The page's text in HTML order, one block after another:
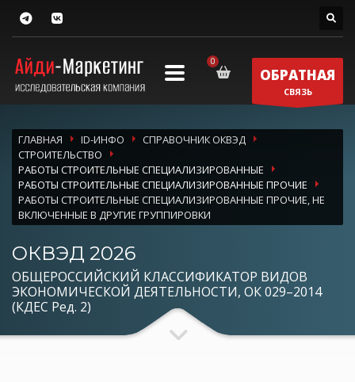
ОБРАТНАЯ
СВЯЗЬ
ГЛАВНАЯ ID-ИНФО
СПРАВОЧНИК ОКВЭД
СТРОИТЕЛЬСТВО
РАБОТЫ СТРОИТЕЛЬНЫЕ СПЕЦИАЛИЗИРОВАННЫЕ
РАБОТЫ СТРОИТЕЛЬНЫЕ СПЕЦИАЛИЗИРОВАННЫЕ ПРОЧИЕ
РАБОТЫ СТРОИТЕЛЬНЫЕ СПЕЦИАЛИЗИРОВАННЫЕ ПРОЧИЕ, НЕ
ВКЛЮЧЕННЫЕ В ДРУГИЕ ГРУППИРОВКИ
ОКВЭД 2026
ОБЩЕРОССИЙСКИЙ КЛАССИФИКАТОР ВИДОВ
ЭКОНОМИЧЕСКОЙ ДЕЯТЕЛЬНОСТИ, ОК 029–2014
(КДЕС Ред. 2)